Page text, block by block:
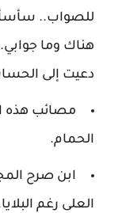
للصواب..
هناك وما
دعيت إلى
مصائب هذه
الحمام.
ابن صرح
العلى رغم